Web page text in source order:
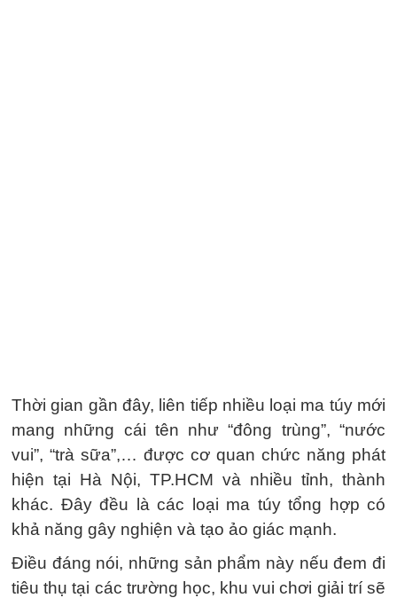
Thời gian gần đây, liên tiếp nhiều loại ma túy mới
mang những cái tên như “đông trùng”, “nước
vui”, “trà sữa”,… được cơ quan chức năng phát
hiện tại Hà Nội, TP.HCM và nhiều tỉnh, thành
khác. Đây đều là các loại ma túy tổng hợp có
khả năng gây nghiện và tạo ảo giác mạnh.
Điều đáng nói, những sản phẩm này nếu đem đi
tiêu thụ tại các trường học, khu vui chơi giải trí sẽ